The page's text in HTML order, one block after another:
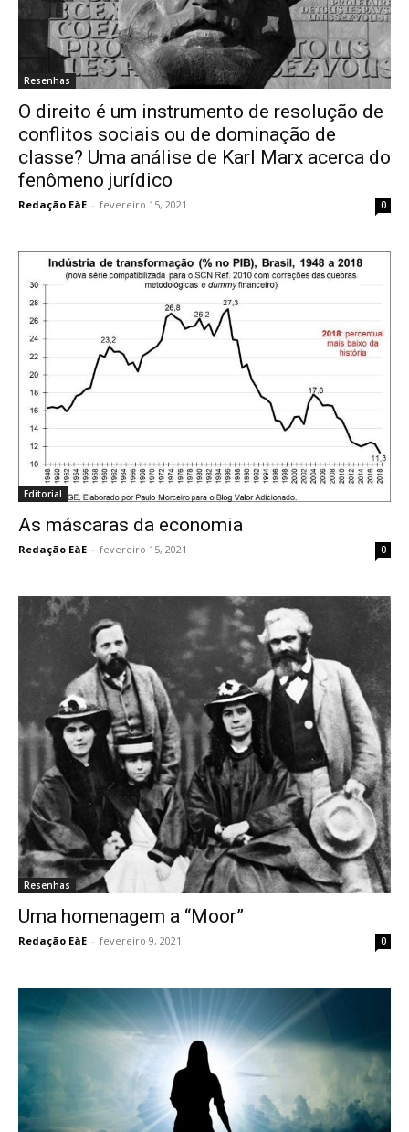
Resenhas
O direito é um instrumento de resolução de
conflitos sociais ou de dominação de
classe? Uma análise de Karl Marx acerca do
fenômeno jurídico
Redação EàE - fevereiro 15, 2021 0
Editorial
As máscaras da economia
Redação EàE - fevereiro 15, 2021 0
Resenhas
Uma homenagem a “Moor”
Redação EàE - fevereiro 9, 2021 0